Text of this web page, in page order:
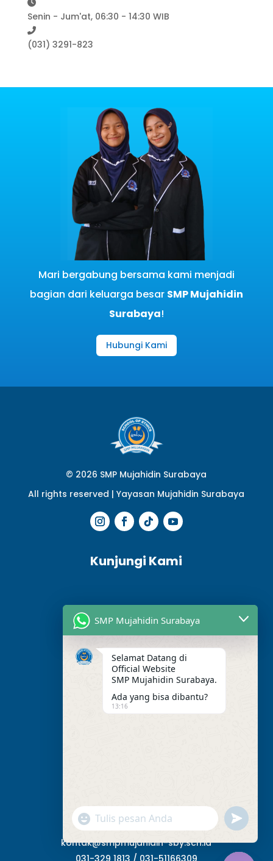
Senin - Jum'at, 06:30 - 14:30 WIB
(031) 3291-823
Mari bergabung bersama kami menjadi
bagian dari keluarga besar SMP Mujahidin
Surabaya!
Hubungi Kami
© 2026 SMP Mujahidin Surabaya
All rights reserved |Yayasan Mujahidin Surabaya
Kunjungi Kami
Surabaya,Jawa Timur, 60165.
kontak@smpmujahidin-sby.sch.id
SMP Mujahidin Surabaya
Selamat Datang di
Official Website
SMP Mujahidin Surabaya.
Ada yang bisa dibantu?
13:16
"+chaty_settings.lang.emoji_picker+"
WhatsApp Message
undefined